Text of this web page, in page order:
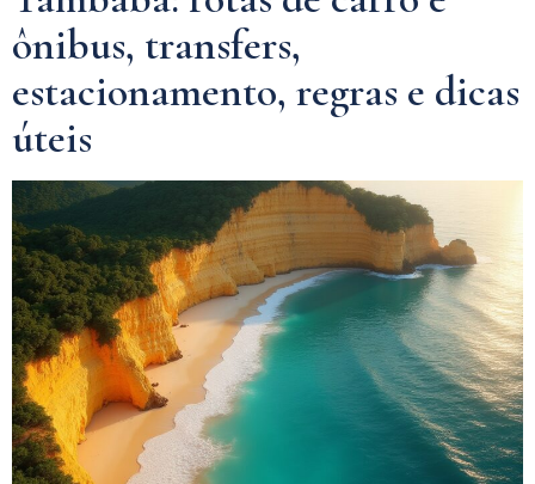
ônibus, transfers,
estacionamento, regras e dicas
úteis